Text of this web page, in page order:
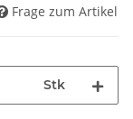
Frage zum Artikel
Stk